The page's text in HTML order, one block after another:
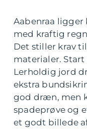
Aabenraa
med kraftig
Det stiller krav
materialer.
Lerholdig jord
ekstra
god dræn, men
spadeprøve og
et godt billede